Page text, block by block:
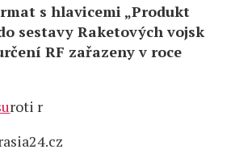
s hlavicemi „Produkt
sestavy Raketových vojsk
RF zařazeny v roce
roti r